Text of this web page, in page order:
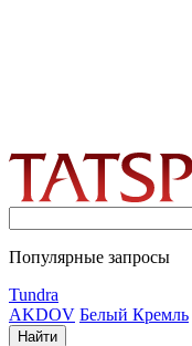
Популярные запросы
Tundra
AKDOV Белый Кремль
Найти